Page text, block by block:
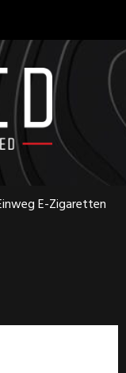
E-Zigaretten